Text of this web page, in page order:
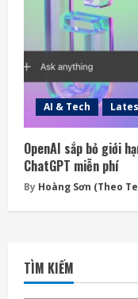
AI & Tech
OpenAI sắp bỏ giới
ChatGPT miễn phí
By Hoàng Sơn (Theo
TÌM KIẾM